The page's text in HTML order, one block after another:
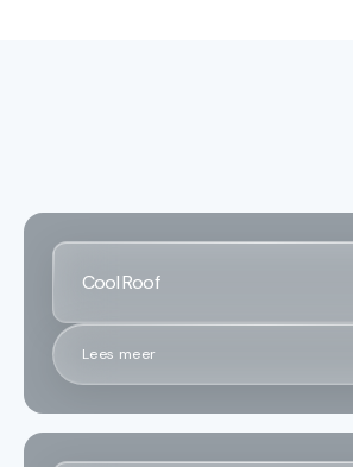
Cool Roof
Lees meer